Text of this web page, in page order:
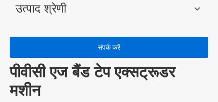
उत्पाद श्रेणी
संपर्क करें
पीवीसी एज बैंड टेप एक्सट्रूडर
मशीन